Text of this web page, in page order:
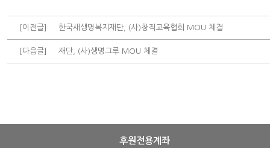
[이전글] 한국새생명복지재단, (사)창직교육협회 MOU 체결
[다음글] 재단, (사)생명그루 MOU 체결
후원전용계좌